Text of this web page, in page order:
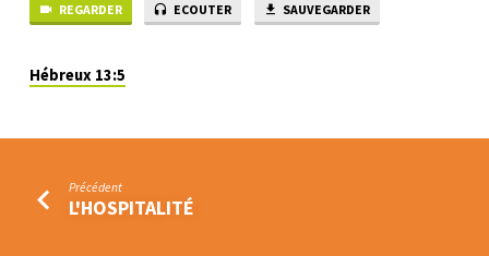
REGARDER ECOUTER SAUVEGARDER
Hébreux 13:5
Précédent
L'HOSPITALITÉ